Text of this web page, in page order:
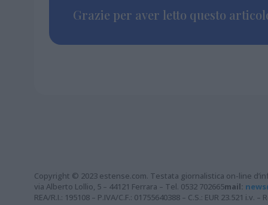
Grazie per aver letto questo
Copyright © 2023 estense.com. Testata giornalistica on-line
via Alberto Lollio, 5 – 44121 Ferrara – Tel. 0532 702665mail:
REA/R.I.: 195108 – P.IVA/C.F.: 01755640388 – C.S.: EUR 23.521 i.v.